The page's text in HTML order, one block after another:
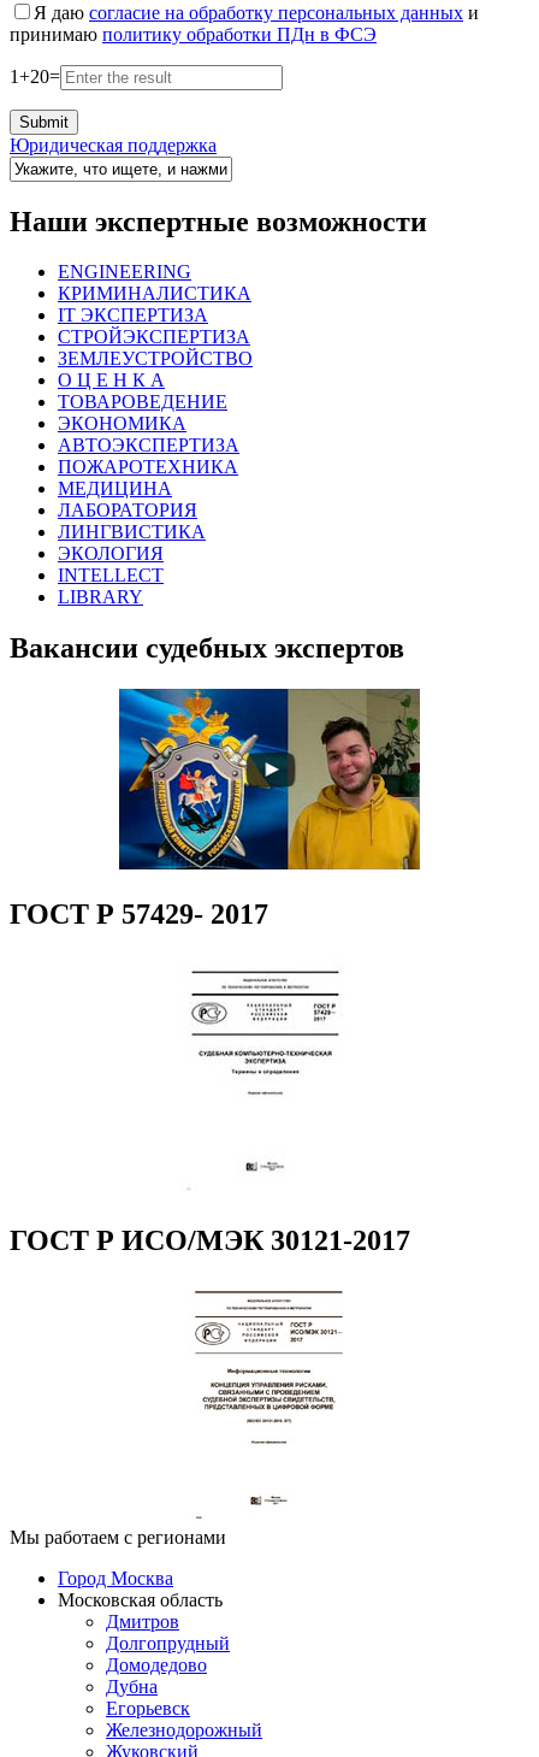
Я даю согласие на обработку персональных данных и
принимаю политику обработки ПДн в ФСЭ
1+20=
Юридическая поддержка
Наши экспертные возможности
ENGINEERING
КРИМИНАЛИСТИКА
IT ЭКСПЕРТИЗА
СТРОЙЭКСПЕРТИЗА
ЗЕМЛЕУСТРОЙСТВО
О Ц Е Н К А
ТОВАРОВЕДЕНИЕ
ЭКОНОМИКА
АВТОЭКСПЕРТИЗА
ПОЖАРОТЕХНИКА
МЕДИЦИНА
ЛАБОРАТОРИЯ
ЛИНГВИСТИКА
ЭКОЛОГИЯ
INTELLECT
LIBRARY
Вакансии судебных экспертов
ГОСТ Р 57429- 2017
ГОСТ Р ИСО/МЭК 30121-2017
Мы работаем с регионами
Город Москва
Московская область
Дмитров
Долгопрудный
Домодедово
Дубна
Егорьевск
Железнодорожный
Жуковский